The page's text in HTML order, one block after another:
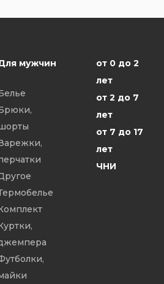
мужчин
от 0 до 2
лет
от 2 до 7
лет
от 7 до 17
лет
ЧНИ